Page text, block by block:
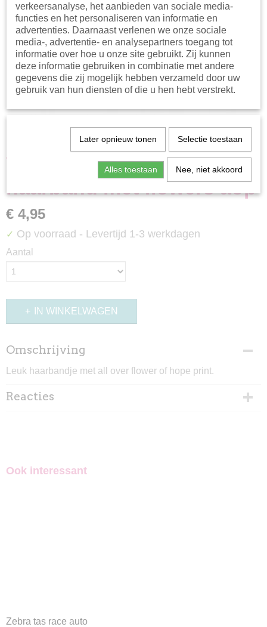
The New Chapter
haarband met flowers aop
€ 4,95
✓ Op voorraad - Levertijd 1-3 werkdagen
Aantal
IN WINKELWAGEN
Omschrijving
Leuk haarbandje met all over flower of hope print.
Reacties
Ook interessant
Zebra tas race auto
verkeersanalyse, het aanbieden van sociale media-
functies en het personaliseren van informatie en
advertenties. Daarnaast verlenen we onze sociale
media-, advertentie- en analysepartners toegang tot
informatie over hoe u onze site gebruikt. Zij kunnen
deze informatie gebruiken in combinatie met andere
gegevens die zij mogelijk hebben verzameld door uw
gebruik van hun diensten of die u hen hebt verstrekt.
Later opnieuw tonen Selectie toestaan
Alles toestaan Nee, niet akkoord